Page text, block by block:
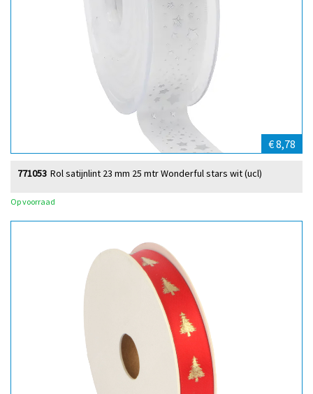
€ 8,78
Rol satijnlint 23 mm 25 mtr Wonderful stars wit (ucl)
771053
Op voorraad